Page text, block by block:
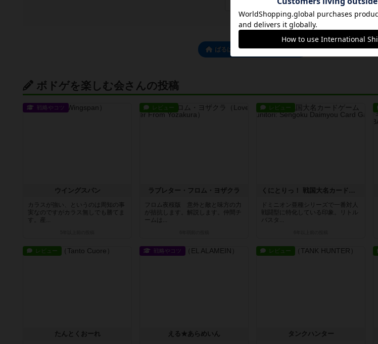
ばるば★ろっさのトップに戻る
ボドゲを楽しむ会さんの投稿
戦略やコツ
ウイングスパン
カラスが強い、というのは周知の事
実なのですがカラス無しでも勝てま
す。産...
レビュー
ラブレター・フロム・ヨザクラ
フロム夜桜版 意外と敵と味方の力
が拮抗します。解説します。仲間チ
ームは...
レビュー
くにとりっ！ 戦国大名カードゲーム
ドミニオン亜種シリーズで一番対人
戦闘型に特化している印象。リトル
バスタ...
レビュー
たんとくおーれ
戦略やコツ
える★あらめいん
レビュー
タンクハンター